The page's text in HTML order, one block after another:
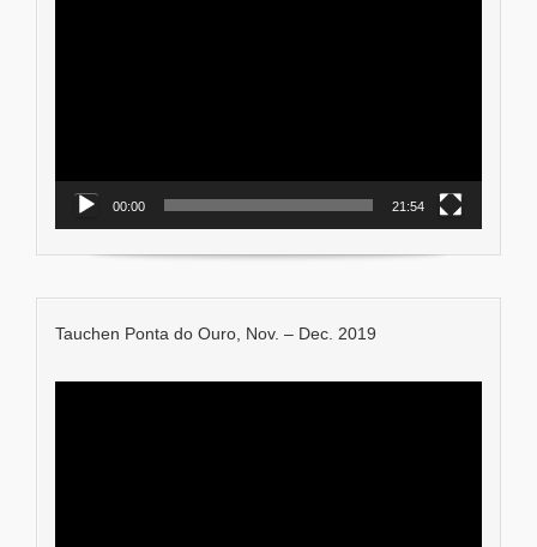
00:00 21:54
Tauchen Ponta do Ouro, Nov. – Dec. 2019